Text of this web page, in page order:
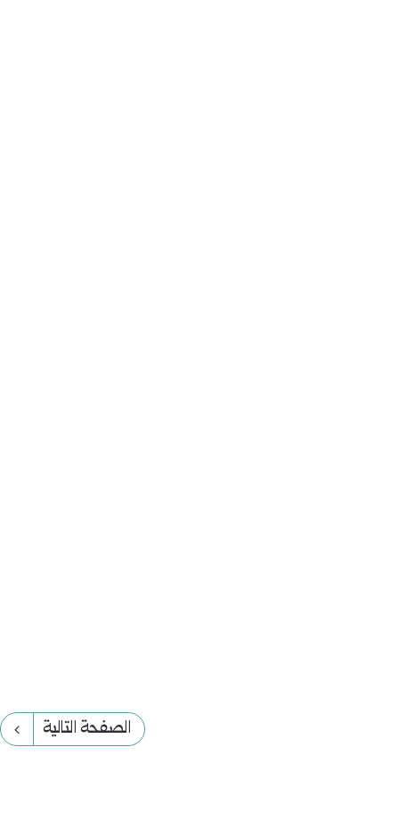
الصفحة التالية